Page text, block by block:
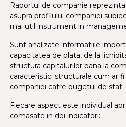
Raportul de companie
asupra profilului companiei
mai util instrument in
Sunt analizate informatiile
capacitatea de plata, de la
structura capitalurilor pana la
caracteristici structurale cum ar
companiei catre bugetul de stat.
Fiecare aspect este individual
comasate in doi indicatori: